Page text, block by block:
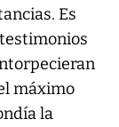
Es
máximo
la